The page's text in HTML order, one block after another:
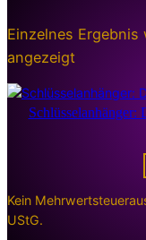
Einzelnes Ergebnis
angezeigt
Kein
UStG.